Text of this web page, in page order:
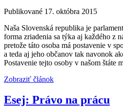
Publikované 17. októbra 2015
Naša Slovenská republika je
forma zriadenia sa týka aj každého z
pretože táto osoba má postavenie v
a teda aj jeho občanov tak navonok
Postavenie tejto osoby v našom
Zobraziť článok
Esej: Právo na prácu